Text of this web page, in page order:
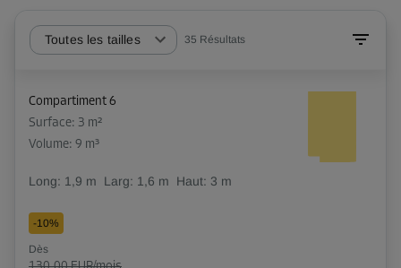
Toutes les tailles 35 Résultats
Compartiment 6
Surface: 3 m²
Volume: 9 m³
Long: 1,9 m Larg: 1,6 m Haut: 3 m
-10%
Dès